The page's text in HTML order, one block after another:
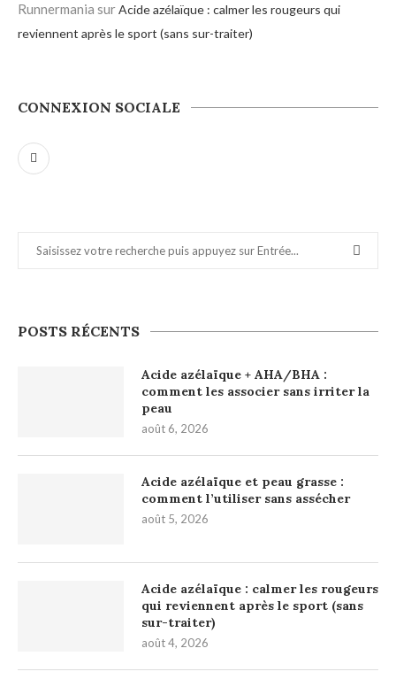
Runnermania surAcide azélaïque : calmer les rougeurs qui
reviennent après le sport (sans sur-traiter)
CONNEXION SOCIALE
POSTS RÉCENTS
Acide azélaïque + AHA/BHA :
comment les associer sans irriter la
peau
août 6, 2026
Acide azélaïque et peau grasse :
comment l’utiliser sans assécher
août 5, 2026
Acide azélaïque : calmer les rougeurs
qui reviennent après le sport (sans
sur-traiter)
août 4, 2026